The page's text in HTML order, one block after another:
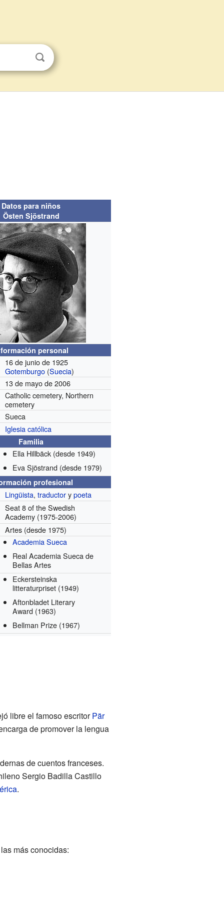
Datos para niños
Östen Sjöstrand
personal
16 de junio de 1925
Gotemburgo (Suecia)
13 de mayo de 2006
Catholic cemetery, Northern
cemetery
Sueca
Iglesia católica
Familia
Ella Hillbäck (desde 1949)
Eva Sjöstrand (desde 1979)
profesional
Lingüista,traductorypoeta
Seat 8 of the Swedish
Academy (1975-2006)
Artes (desde 1975)
Academia Sueca
Real Academia Sueca de
Bellas Artes
Eckersteinska
litteraturpriset (1949)
Aftonbladet Literary
Award (1963)
Bellman Prize (1967)
libre el famoso escritorPär
de promover la lengua
de cuentos franceses.
Sergio Badilla Castillo
.
más conocidas: